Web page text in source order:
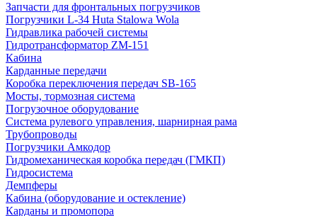
Запчасти для фронтальных погрузчиков
Погрузчики L-34 Huta Stalowa Wola
Гидравлика рабочей системы
Гидротрансформатор ZM-151
Кабина
Карданные передачи
Коробка переключения передач SB-165
Мосты, тормозная система
Погрузочное оборудование
Система рулевого управления, шарнирная рама
Трубопроводы
Погрузчики Амкодор
Гидромеханическая коробка передач (ГМКП)
Гидросистема
Демпферы
Кабина (оборудование и остекление)
Карданы и промопора